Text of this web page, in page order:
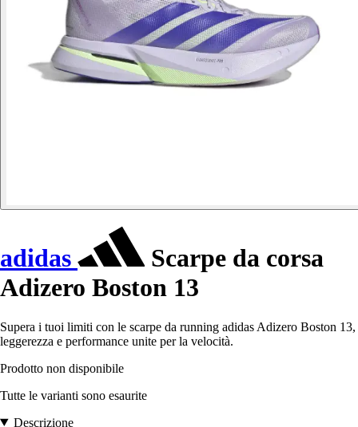
adidas
Scarpe da corsa
Adizero Boston 13
Supera i tuoi limiti con le scarpe da running adidas Adizero Boston 13,
leggerezza e performance unite per la velocità.
Prodotto non disponibile
Tutte le varianti sono esaurite
Descrizione